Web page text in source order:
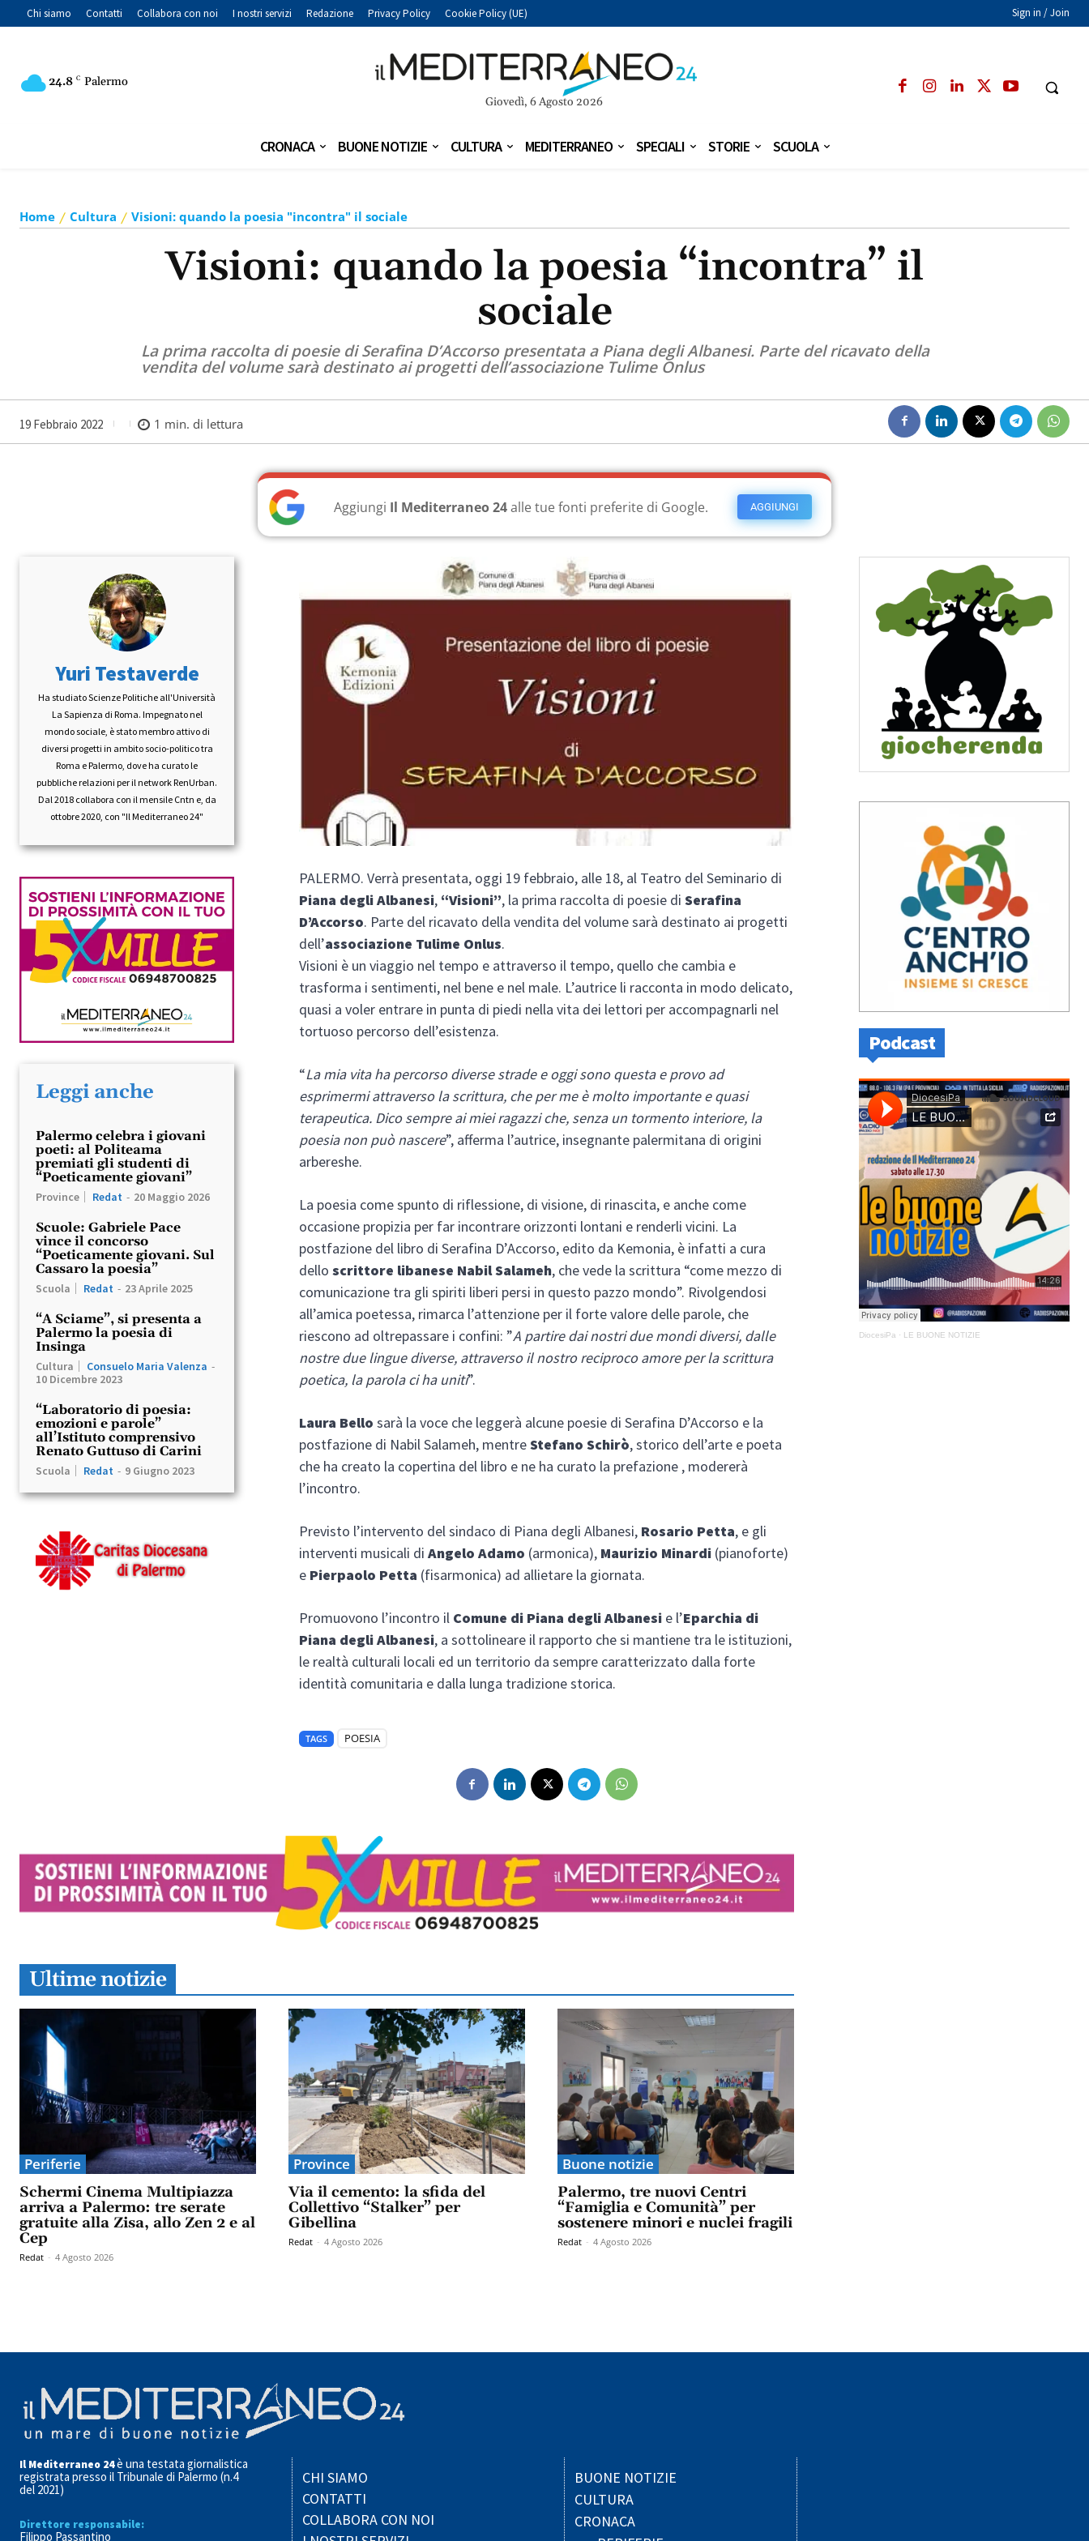
Chi siamo Contatti Collabora con noi I nostri servizi Redazione Privacy Policy Cookie Policy (UE) Sign in / Join
24.8 C Palermo
Giovedì, 6 Agosto 2026
CRONACA BUONE NOTIZIE CULTURA MEDITERRANEO SPECIALI STORIE SCUOLA
Home Cultura Visioni: quando la poesia "incontra" il sociale
Visioni: quando la poesia “incontra” il
sociale
La prima raccolta di poesie di Serafina D’Accorso presentata a Piana degli Albanesi. Parte del ricavato della
vendita del volume sarà destinato ai progetti dell’associazione Tulime Onlus
19 Febbraio 2022 1 min. di lettura
AGGIUNGI
Aggiungi Il Mediterraneo 24alle tue fonti preferite di Google.
Yuri Testaverde
Ha studiato Scienze Politiche all'Università
La Sapienza di Roma. Impegnato nel
mondo sociale, è stato membro attivo di
diversi progetti in ambito socio-politico tra
Roma e Palermo, dove ha curato le
pubbliche relazioni per il network RenUrban.
Dal 2018 collabora con il mensile Cntn e, da
ottobre 2020, con "Il Mediterraneo 24"
Leggi anche
Palermo celebra i giovani
poeti: al Politeama
premiati gli studenti di
“Poeticamente giovani”
Province Redat - 20 Maggio 2026
Scuole: Gabriele Pace
vince il concorso
“Poeticamente giovani. Sul
Cassaro la poesia”
Scuola Redat - 23 Aprile 2025
“A Sciame”, si presenta a
Palermo la poesia di
Insinga
Cultura Consuelo Maria Valenza -
10 Dicembre 2023
“Laboratorio di poesia:
emozioni e parole”
all’Istituto comprensivo
Renato Guttuso di Carini
Scuola Redat - 9 Giugno 2023
PALERMO. Verrà presentata, oggi 19 febbraio, alle 18, al Teatro del Seminario di
Piana degli Albanesi, “Visioni”, la prima raccolta di poesie diSerafina
D’Accorso. Parte del ricavato della vendita del volume sarà destinato ai progetti
dell’associazione Tulime Onlus.
Visioni è un viaggio nel tempo e attraverso il tempo, quello che cambia e
trasforma i sentimenti, nel bene e nel male. L’autrice li racconta in modo delicato,
quasi a voler entrare in punta di piedi nella vita dei lettori per accompagnarli nel
tortuoso percorso dell’esistenza.
“La mia vita ha percorso diverse strade e oggi sono questa e provo ad
esprimermi attraverso la scrittura, che per me è molto importante e quasi
terapeutica. Dico sempre ai miei ragazzi che, senza un tormento interiore, la
poesia non può nascere”, afferma l’autrice, insegnante palermitana di origini
arbereshe.
La poesia come spunto di riflessione, di visione, di rinascita, e anche come
occasione propizia per far incontrare orizzonti lontani e renderli vicini. La
postfazione del libro di Serafina D’Accorso, edito da Kemonia, è infatti a cura
delloscrittore libanese Nabil Salameh, che vede la scrittura “come mezzo di
comunicazione tra gli spiriti liberi persi in questo pazzo mondo”. Rivolgendosi
all’amica poetessa, rimarca l’attenzione per il forte valore delle parole, che
riescono ad oltrepassare i confini: ”A partire dai nostri due mondi diversi, dalle
nostre due lingue diverse, attraverso il nostro reciproco amore per la scrittura
poetica, la parola ci ha uniti”.
Laura Bello sarà la voce che leggerà alcune poesie di Serafina D’Accorso e la
postfazione di Nabil Salameh, mentreStefano Schirò, storico dell’arte e poeta
che ha creato la copertina del libro e ne ha curato la prefazione , modererà
l’incontro.
Previsto l’intervento del sindaco di Piana degli Albanesi, Rosario Petta, e gli
interventi musicali diAngelo Adamo (armonica), Maurizio Minardi (pianoforte)
e Pierpaolo Petta (fisarmonica) ad allietare la giornata.
Promuovono l’incontro il Comune di Piana degli Albanesi e l’Eparchia di
Piana degli Albanesi, a sottolineare il rapporto che si mantiene tra le istituzioni,
le realtà culturali locali ed un territorio da sempre caratterizzato dalla forte
identità comunitaria e dalla lunga tradizione storica.
TAGS POESIA
Ultime notizie
Periferie
Schermi Cinema Multipiazza
arriva a Palermo: tre serate
gratuite alla Zisa, allo Zen 2 e al
Cep
Redat - 4 Agosto 2026
Province
Via il cemento: la sfida del
Collettivo “Stalker” per
Gibellina
Redat - 4 Agosto 2026
Buone notizie
Palermo, tre nuovi Centri
“Famiglia e Comunità” per
sostenere minori e nuclei fragili
Redat - 4 Agosto 2026
Podcast
DiocesiPa · LE BUONE NOTIZIE
Il Mediterraneo 24è una testata giornalistica
registrata presso il Tribunale di Palermo (n.4
del 2021)
Direttore responsabile:
Filippo Passantino
CHI SIAMO
CONTATTI
COLLABORA CON NOI
BUONE NOTIZIE
CULTURA
CRONACA